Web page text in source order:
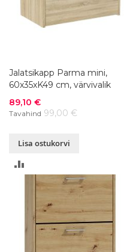
Jalatsikapp Parma mini,
60x35xK49 cm, värvivalik
Soodushind
89,10 €
Tavahind 99,00 €
Lisa ostukorvi
VÕRDLUSESSE